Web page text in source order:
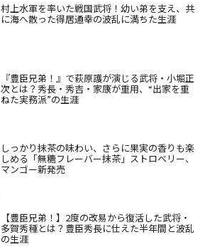
村上水軍を率いた戦国武将！幼い弟を支え、共
に海へ散った得居通幸の波乱に満ちた生涯
『豊臣兄弟！』で萩原護が演じる武将・小堀正
次とは？秀長・秀吉・家康が重用、“出家を重
ねた実務派”の生涯
しっかり抹茶の味わい、さらに果実の香りも楽
しめる「無糖フレーバー抹茶」ストロベリー、
マンゴー新発売
【豊臣兄弟！】2度の改易から復活した武将・
多賀秀種とは？豊臣秀長に仕えた半年間と波乱
の生涯